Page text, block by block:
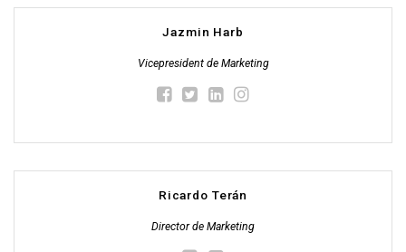
Jazmin Harb
Vicepresident de Marketing
Ricardo Terán
Director de Marketing